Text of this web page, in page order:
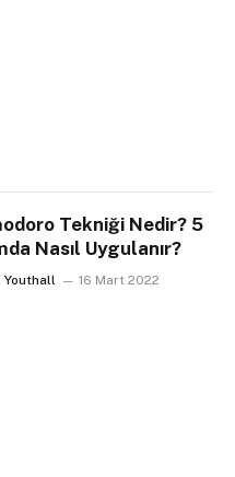
Tekniği Nedir? 5
Nasıl Uygulanır?
Youthall 16 Mart 2022